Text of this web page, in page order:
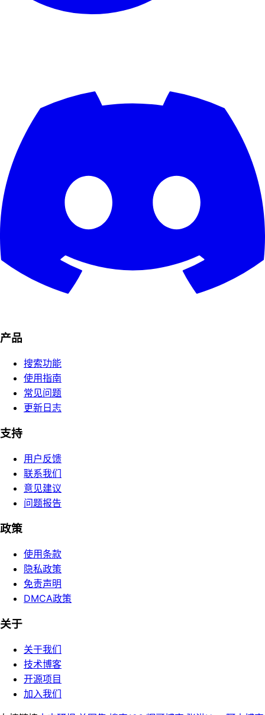
产品
搜索功能
使用指南
常见问题
更新日志
支持
用户反馈
联系我们
意见建议
问题报告
政策
使用条款
隐私政策
免责声明
DMCA政策
关于
关于我们
技术博客
开源项目
加入我们